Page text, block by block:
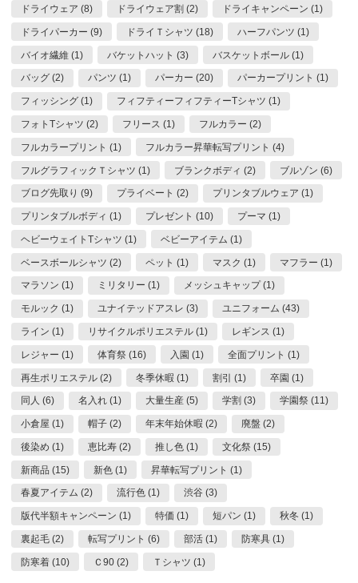
ドライウェア (8) ドライウェア割 (2) ドライキャンペーン (1)
ドライパーカー (9) ドライＴシャツ (18) ハーフパンツ (1)
バイオ繊維 (1) バケットハット (3) バスケットボール (1)
バッグ (2) パンツ (1) パーカー (20) パーカープリント (1)
フィッシング (1) フィフティーフィフティーTシャツ (1)
フォトTシャツ (2) フリース (1) フルカラー (2)
フルカラープリント (1) フルカラー昇華転写プリント (4)
フルグラフィックＴシャツ (1) ブランクボディ (2) ブルゾン (6)
ブログ先取り (9) プライベート (2) プリンタブルウェア (1)
プリンタブルボディ (1) プレゼント (10) プーマ (1)
ヘビーウェイトTシャツ (1) ベビーアイテム (1)
ベースボールシャツ (2) ペット (1) マスク (1) マフラー (1)
マラソン (1) ミリタリー (1) メッシュキャップ (1)
モルック (1) ユナイテッドアスレ (3) ユニフォーム (43)
ライン (1) リサイクルポリエステル (1) レギンス (1)
レジャー (1) 体育祭 (16) 入園 (1) 全面プリント (1)
再生ポリエステル (2) 冬季休暇 (1) 割引 (1) 卒園 (1)
同人 (6) 名入れ (1) 大量生産 (5) 学割 (3) 学園祭 (11)
小倉屋 (1) 帽子 (2) 年末年始休暇 (2) 廃盤 (2)
後染め (1) 恵比寿 (2) 推し色 (1) 文化祭 (15)
新商品 (15) 新色 (1) 昇華転写プリント (1)
春夏アイテム (2) 流行色 (1) 渋谷 (3)
版代半額キャンペーン (1) 特価 (1) 短パン (1) 秋冬 (1)
裏起毛 (2) 転写プリント (6) 部活 (1) 防寒具 (1)
防寒着 (10) Ｃ90 (2) Ｔシャツ (1)